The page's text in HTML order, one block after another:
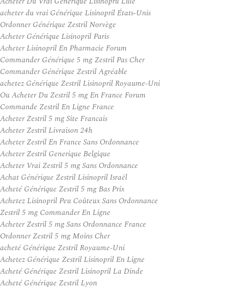
acheter du vrai Générique Lisinopril États-Unis
Ordonner Générique Zestril Norvège
Acheter Générique Lisinopril Paris
Acheter Lisinopril En Pharmacie Forum
Commander Générique 5 mg Zestril Pas Cher
Commander Générique Zestril Agréable
achetez Générique Zestril Lisinopril Royaume-Uni
Ou Acheter Du Zestril 5 mg En France Forum
Commande Zestril En Ligne France
Acheter Zestril 5 mg Site Francais
Acheter Zestril Livraison 24h
Acheter Zestril En France Sans Ordonnance
Acheter Zestril Generique Belgique
Acheter Vrai Zestril 5 mg Sans Ordonnance
Achat Générique Zestril Lisinopril Israël
Acheté Générique Zestril 5 mg Bas Prix
Achetez Lisinopril Peu Coûteux Sans Ordonnance
Zestril 5 mg Commander En Ligne
Acheter Zestril 5 mg Sans Ordonnance France
Ordonner Zestril 5 mg Moins Cher
acheté Générique Zestril Royaume-Uni
Achetez Générique Zestril Lisinopril En Ligne
Acheté Générique Zestril Lisinopril La Dinde
Acheté Générique Zestril Lyon